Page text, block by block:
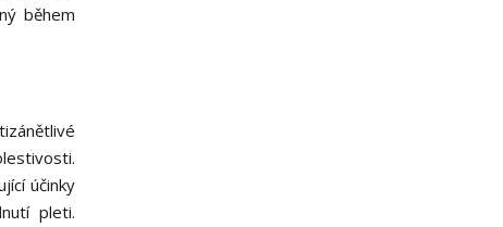
během
účinky
pleti.